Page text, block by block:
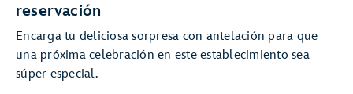
reservación
Encarga tu deliciosa sorpresa con antelación para que
una próxima celebración en este establecimiento sea
súper especial.